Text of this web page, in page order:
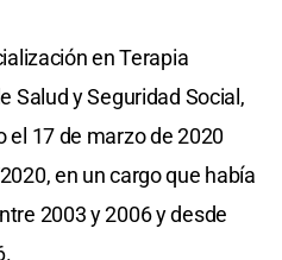
en Terapia
Salud y Seguridad Social,
el 17 de marzo de 2020
en un cargo que había
2003 y 2006 y desde